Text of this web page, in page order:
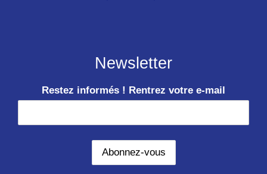
Newsletter
Restez informés ! Rentrez votre e-mail